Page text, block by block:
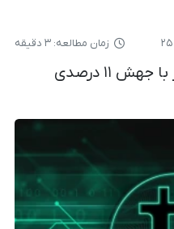
زمان مطالعه: ۳ دقیقه
لیکویید شدن ۱۶۱ میلیون دلار با جهش ۱۱ درصدی